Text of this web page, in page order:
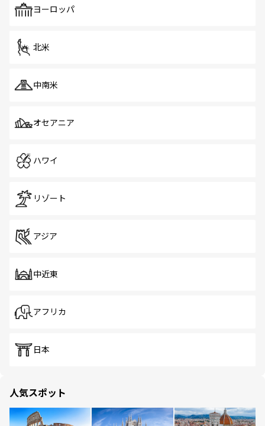
で、ホーカーズは地元の風情を楽しめる外せないスポット
ヨーロッパ
北米
中南米
オセアニア
ハワイ
リゾート
アジア
中近東
アフリカ
日本
人気スポット